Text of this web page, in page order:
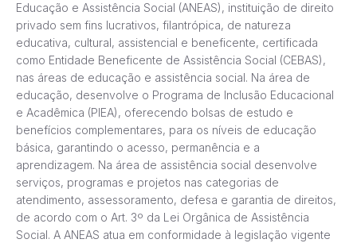
Educação e Assistência Social (ANEAS), instituição de direito
privado sem fins lucrativos, filantrópica, de natureza
educativa, cultural, assistencial e beneficente, certificada
como Entidade Beneficente de Assistência Social (CEBAS),
nas áreas de educação e assistência social. Na área de
educação, desenvolve o Programa de Inclusão Educacional
e Acadêmica (PIEA), oferecendo bolsas de estudo e
benefícios complementares, para os níveis de educação
básica, garantindo o acesso, permanência e a
aprendizagem. Na área de assistência social desenvolve
serviços, programas e projetos nas categorias de
atendimento, assessoramento, defesa e garantia de direitos,
de acordo com o Art. 3º da Lei Orgânica de Assistência
Social. A ANEAS atua em conformidade à legislação vigente